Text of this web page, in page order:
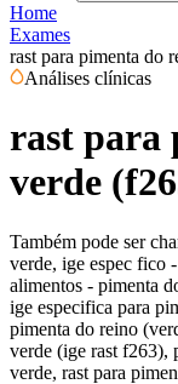
Home
Exames
rast para pimenta do
Análises clínicas
rast para
verde
Também pode ser
verde, ige espec fico
alimentos - pimenta
ige especifica para
pimenta do reino
verde (ige rast f263),
verde, rast para